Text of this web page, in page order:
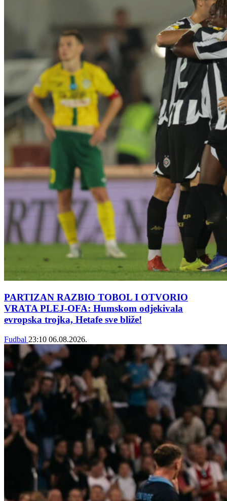
PARTIZAN RAZBIO TOBOL I OTVORIO
VRATA PLEJ-OFA: Humskom odjekivala
evropska trojka, Hetafe sve bliže!
Fudbal 23:10 06.08.2026.